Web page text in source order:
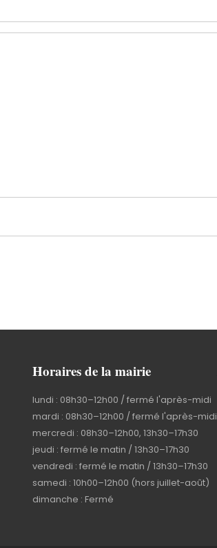
Horaires de la mairie
lundi : 08h30–12h00 / fermé l'après-midi
mardi : 08h30–12h00 / fermé l'après-midi
mercredi : 08h30–12h00, 13h30–17h30
jeudi : fermé le matin / 13h30–17h30
vendredi : fermé le matin / 13h30–17h30
samedi : 10h00–12h00 (hors juillet-août)
dimanche : Fermé